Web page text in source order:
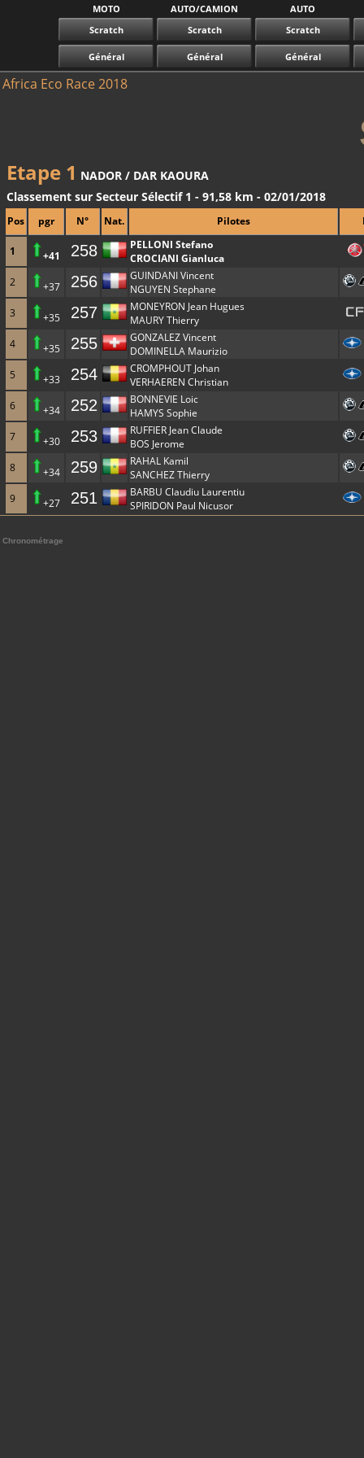
MOTO AUTO/CAMION
AUTO
Scratch
Scratch Scratch
Général Général Général
Africa Eco Race 2018
Etape 1 NADOR / DAR KAOURA
Classement sur Secteur Sélectif 1 - 91,58 km - 02/01/2018
Pos pgr N° Nat. Pilotes
1 +41 258
PELLONI Stefano
CROCIANI Gianluca
2
+37 256
GUINDANI Vincent
NGUYEN Stephane
3
+35 257
MONEYRON Jean Hugues
MAURY Thierry
4
+35 255
GONZALEZ Vincent
DOMINELLA Maurizio
5
+33 254
CROMPHOUT Johan
VERHAEREN Christian
6
+34 252
BONNEVIE Loic
HAMYS Sophie
7
+30 253
RUFFIER Jean Claude
BOS Jerome
8
+34 259
RAHAL Kamil
SANCHEZ Thierry
9
+27 251
BARBU Claudiu Laurentiu
SPIRIDON Paul Nicusor
Chronométrage